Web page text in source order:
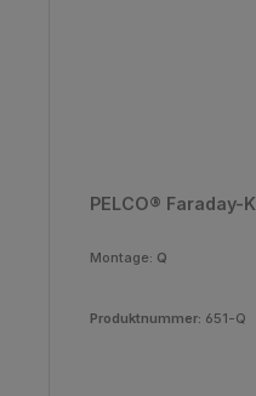
PELCO® Faraday-
Montage: Q
Produktnummer: 651-Q